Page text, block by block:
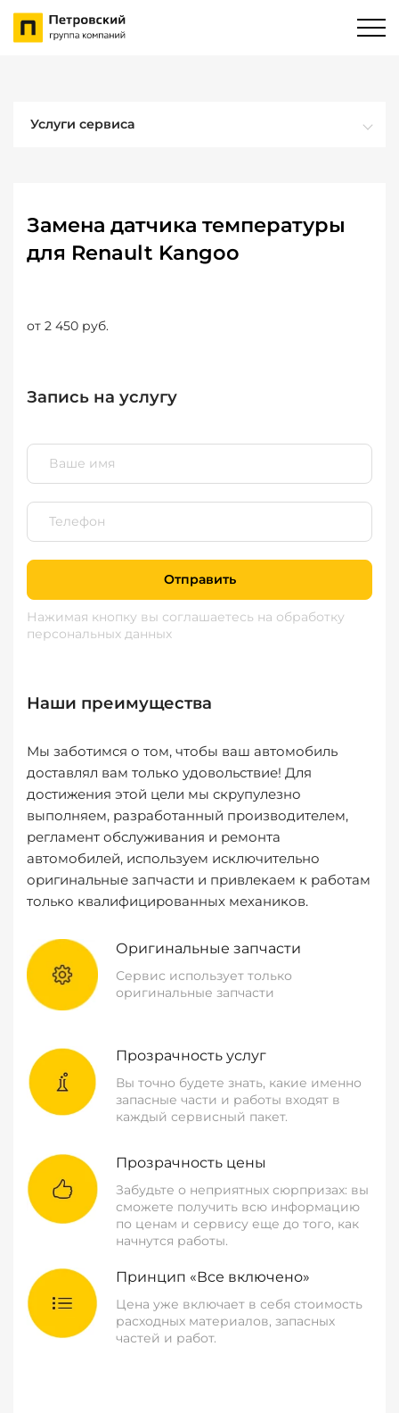
Услуги сервиса
Замена датчика температуры
для Renault Kangoo
от 2 450 руб.
Запись на услугу
Отправить
Нажимая кнопку вы соглашаетесь на обработку
персональных данных
Наши преимущества
Мы заботимся о том, чтобы ваш автомобиль
доставлял вам только удовольствие! Для
достижения этой цели мы скрупулезно
выполняем, разработанный производителем,
регламент обслуживания и ремонта
автомобилей, используем исключительно
оригинальные запчасти и привлекаем к работам
только квалифицированных механиков.
Оригинальные запчасти
Сервис использует только
оригинальные запчасти
Прозрачность услуг
Вы точно будете знать, какие именно
запасные части и работы входят в
каждый сервисный пакет.
Прозрачность цены
Забудьте о неприятных сюрпризах: вы
сможете получить всю информацию
по ценам и сервису еще до того, как
начнутся работы.
Принцип «Все включено»
Цена уже включает в себя стоимость
расходных материалов, запасных
частей и работ.